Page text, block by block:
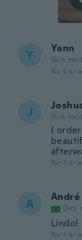
Y Yann
Gick
för 4 år
J Gick
I
för 4 år
A André
Gick
Lindo!
för 4 år